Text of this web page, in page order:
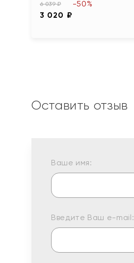
6 039 ₽
3 020 ₽
-50%
Оставить отзыв
Ваше имя:
Введите Ваш e-mail: